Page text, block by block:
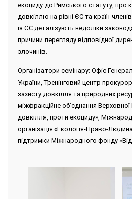
екоциду до Римського статуту, про
довкіллю на рівні ЄС та країн-
із ЄС деталізують недоліки
причини перегляду відповідної
злочинів.
Організатори семінару: Офіс
України, Тренінговий центр
захисту довкілля та природних
міжфракційне об’єднання Верховної
довкілля, проти екоциду»,
організація «Екологія-Право-
підтримки Міжнародного фонду